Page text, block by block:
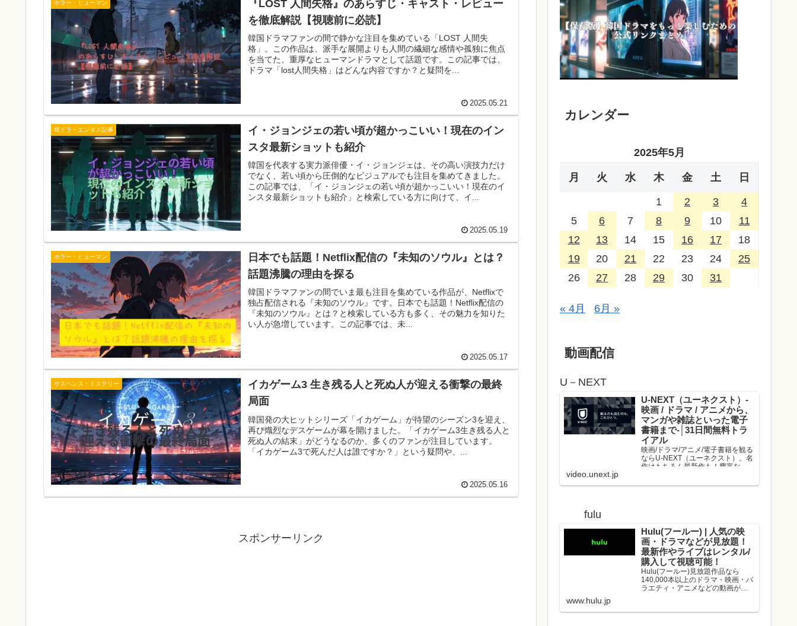
ホラー・ヒューマン
『LOST 人間失格』のあらすじ・キャスト・レビュー
を徹底解説【視聴前に必読】
韓国ドラマファンの間で静かな注目を集めている「LOST 人間失
格」。この作品は、派手な展開よりも人間の繊細な感情や孤独に焦点
を当てた、重厚なヒューマンドラマとして話題です。この記事では、
ドラマ「lost人間失格」はどんな内容ですか？と疑問を...
2025.05.21
韓ドラ・エンタメ記事
イ・ジョンジェの若い頃が超かっこいい！現在のイン
スタ最新ショットも紹介
韓国を代表する実力派俳優・イ・ジョンジェは、その高い演技力だけ
でなく、若い頃から圧倒的なビジュアルでも注目を集めてきました。
この記事では、「イ・ジョンジェの若い頃が超かっこいい！現在のイ
ンスタ最新ショットも紹介」と検索している方に向けて、イ...
2025.05.19
ホラー・ヒューマン
日本でも話題！Netflix配信の『未知のソウル』とは？
話題沸騰の理由を探る
韓国ドラマファンの間でいま最も注目を集めている作品が、Netflixで
独占配信される『未知のソウル』です。日本でも話題！Netflix配信の
『未知のソウル』とは？と検索している方も多く、その魅力を知りた
い人が急増しています。この記事では、未...
2025.05.17
サスペンス・ミステリー
イカゲーム3 生き残る人と死ぬ人が迎える衝撃の最終
局面
韓国発の大ヒットシリーズ「イカゲーム」が待望のシーズン3を迎え、
再び熾烈なデスゲームが幕を開けました。「イカゲーム3生き残る人と
死ぬ人の結末」がどうなるのか、多くのファンが注目しています。
「イカゲーム3で死んだ人は誰ですか？」という疑問や、...
2025.05.16
スポンサーリンク
カレンダー
2025年5月
月 火 水 木 金 土 日
1 2 3
4
5
6 7 8 9 10
11
12
13 14 15 16 17
18
19
20 21 22 23 24
25
26
27 28 29 30 31
« 4月 6月 »
動画配信
U－NEXT
U-NEXT（ユーネクスト）-
映画 / ドラマ / アニメから、
マンガや雑誌といった電子
書籍まで-│31日間無料トラ
イアル
映画/ドラマ/アニメ/電子書籍を観る
ならU-NEXT（ユーネクスト）。名
作はもちろん最新作も！豊富な作
video.unext.jp
fulu
Hulu(フールー) | 人気の映
画・ドラマなどが見放題！
最新作やライブはレンタル/
購入して視聴可能！
Hulu(フールー)見放題作品なら
140,000本以上のドラマ・映画・バ
ラエティ・アニメなどの動画が、
ストのライブはレンタル/購入して
www.hulu.jp